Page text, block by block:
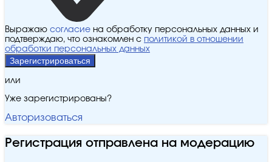
Выражаю согласие на обработку персональных данных и
подтверждаю, что ознакомлен с политикой в отношении
обработки персональных данных
Зарегистрироваться
или
Уже зарегистрированы?
Авторизоваться
Регистрация отправлена на модерацию